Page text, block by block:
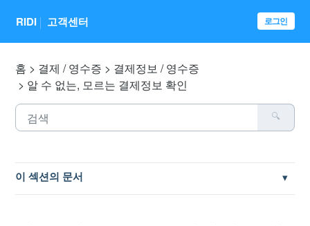
RIDI 고객센터 로그인
홈 결제 / 영수증
결제정보 / 영수증
알 수 없는, 모르는 결제정보 확인
이 섹션의 문서